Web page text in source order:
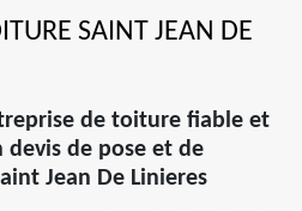
SAINT JEAN DE
de toiture fiable et
de pose et de
Jean De Linieres